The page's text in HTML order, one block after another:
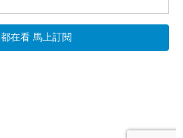
08日訊】今日焦點：美軍機集結霍